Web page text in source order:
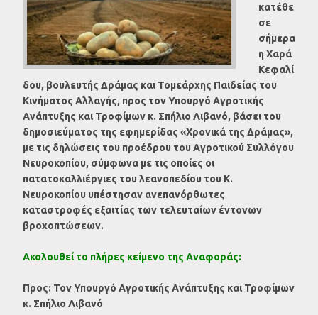
κατέθε
σε
σήμερα
η Χαρά
Κεφαλί
δου, βουλευτής Δράμας και Τομεάρχης Παιδείας του
Κινήματος Αλλαγής, προς τον Υπουργό Αγροτικής
Ανάπτυξης και Τροφίμων κ. Σπήλιο Λιβανό, βάσει του
δημοσιεύματος της εφημερίδας «Χρονικά της Δράμας»,
με τις δηλώσεις του προέδρου του Αγροτικού Συλλόγου
Νευροκοπίου, σύμφωνα με τις οποίες οι
πατατοκαλλιέργιες του λεανοπεδίου του Κ.
Νευροκοπίου υπέστησαν ανεπανόρθωτες
καταστροφές εξαιτίας των τελευταίων έντονων
βροχοπτώσεων.
Ακολουθεί το πλήρες κείμενο της Αναφοράς:
Προς: Τον Υπουργό Αγροτικής Ανάπτυξης και Τροφίμων
κ. Σπήλιο Λιβανό